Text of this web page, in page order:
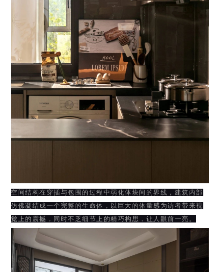
空间结构在穿插与包围的过程中弱化体块间的界线，建筑内部
仿佛凝结成一个完整的生命体，以巨大的体量感为访者带来视
觉上的震撼，同时不乏细节上的精巧构思，让人眼前一亮。